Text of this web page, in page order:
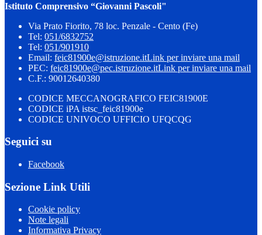
Istituto Comprensivo “Giovanni Pascoli"
Via Prato Fiorito, 78 loc. Penzale - Cento (Fe)
Tel: 051/6832752
Tel: 051/901910
Email: feic81900e@istruzione.itLink per inviare una mail
PEC: feic81900e@pec.istruzione.itLink per inviare una mail
C.F.: 90012640380
CODICE MECCANOGRAFICO FEIC81900E
CODICE iPA istsc_feic81900e
CODICE UNIVOCO UFFICIO UFQCQG
Seguici su
Facebook
Sezione Link Utili
Cookie policy
Note legali
Informativa Privacy